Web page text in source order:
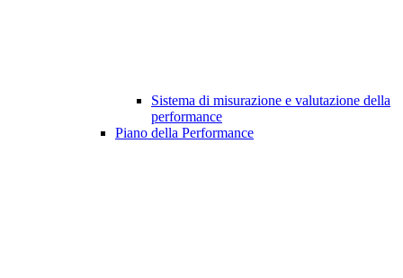
Sistema di misurazione e valutazione della
performance
Piano della Performance